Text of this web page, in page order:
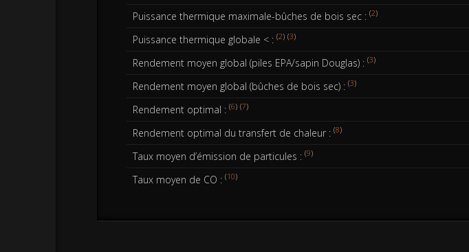
Puissance thermique maximale-bûches de bois sec : (2)
Puissance thermique globale < : (2) (3)
Rendement moyen global (piles EPA/sapin Douglas) : (3)
Rendement moyen global (bûches de bois sec) : (3)
Rendement optimal : (6) (7)
Rendement optimal du transfert de chaleur : (8)
Taux moyen d’émission de particules : (9)
Taux moyen de CO : (10)